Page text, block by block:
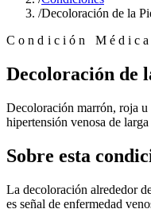
/Decoloración de la
Condición Médica
Decoloración de
Decoloración marrón, roja
hipertensión venosa de
Sobre esta
La decoloración alrededor
es señal de enfermedad